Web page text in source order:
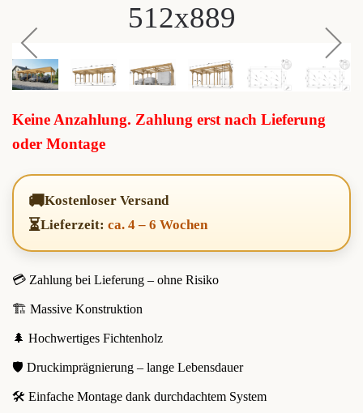
512x889
Keine Anzahlung. Zahlung erst nach Lieferung
oder Montage
🚚Kostenloser Versand
⏳Lieferzeit: ca. 4 – 6 Wochen
💳 Zahlung bei Lieferung – ohne Risiko
🏗️ Massive Konstruktion
🌲 Hochwertiges Fichtenholz
🛡️ Druckimprägnierung – lange Lebensdauer
🛠️ Einfache Montage dank durchdachtem System